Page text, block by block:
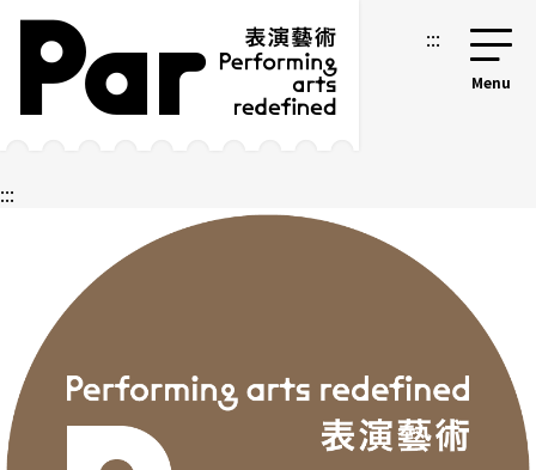
跳到主要內容區塊
網站導覽 :::
:::